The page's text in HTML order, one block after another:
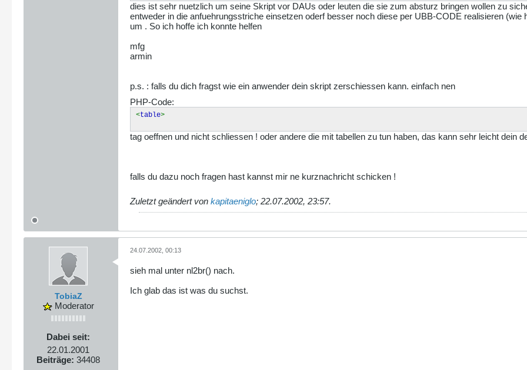
dies ist sehr nuetzlich um seine Skript vor DAUs oder leuten die sie zum absturz bringen wollen zu
entweder in die anfuehrungsstriche einsetzen oderf besser noch diese per UBB-CODE realisieren
um . So ich hoffe ich konnte helfen
mfg
armin
p.s. : falls du dich fragst wie ein anwender dein skript zerschiessen kann. einfach nen
PHP-Code:
<table>
tag oeffnen und nicht schliessen ! oder andere die mit tabellen zu tun haben, das kann sehr leicht dein
falls du dazu noch fragen hast kannst mir ne kurznachricht schicken !
Zuletzt geändert von kapitaeniglo; 22.07.2002, 23:57.
TobiaZ
Moderator
Dabei seit:
22.01.2001
Beiträge: 34408
24.07.2002, 00:13
sieh mal unter nl2br() nach.
Ich glab das ist was du suchst.